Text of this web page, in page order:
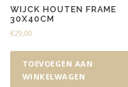
WIJCK HOUTEN FRAME
30X40CM
€29,00
TOEVOEGEN AAN
WINKELWAGEN